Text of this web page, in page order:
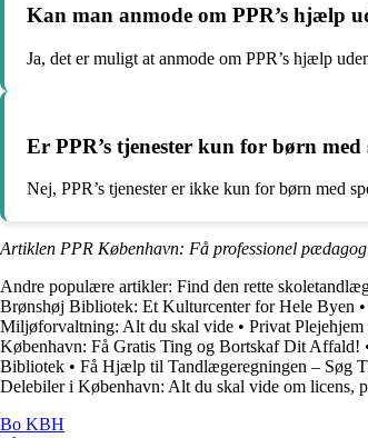
Kan man anmode om PPR’s hjælp
Ja, det er muligt at anmode om PPR’s hjælp
Er PPR’s tjenester kun for børn med
Nej, PPR’s tjenester er ikke kun for børn med
Artiklen PPR København: Få professionel
Andre populære artikler: Find den rette
Brønshøj Bibliotek: Et Kulturcenter for Hele Byen •
Miljøforvaltning: Alt du skal vide • Privat
København: Få Gratis Ting og Bortskaf Dit Affald!
Bibliotek • Få Hjælp til Tandlægeregningen – Søg
Delebiler i København: Alt du skal vide om licens,
Bo KBH